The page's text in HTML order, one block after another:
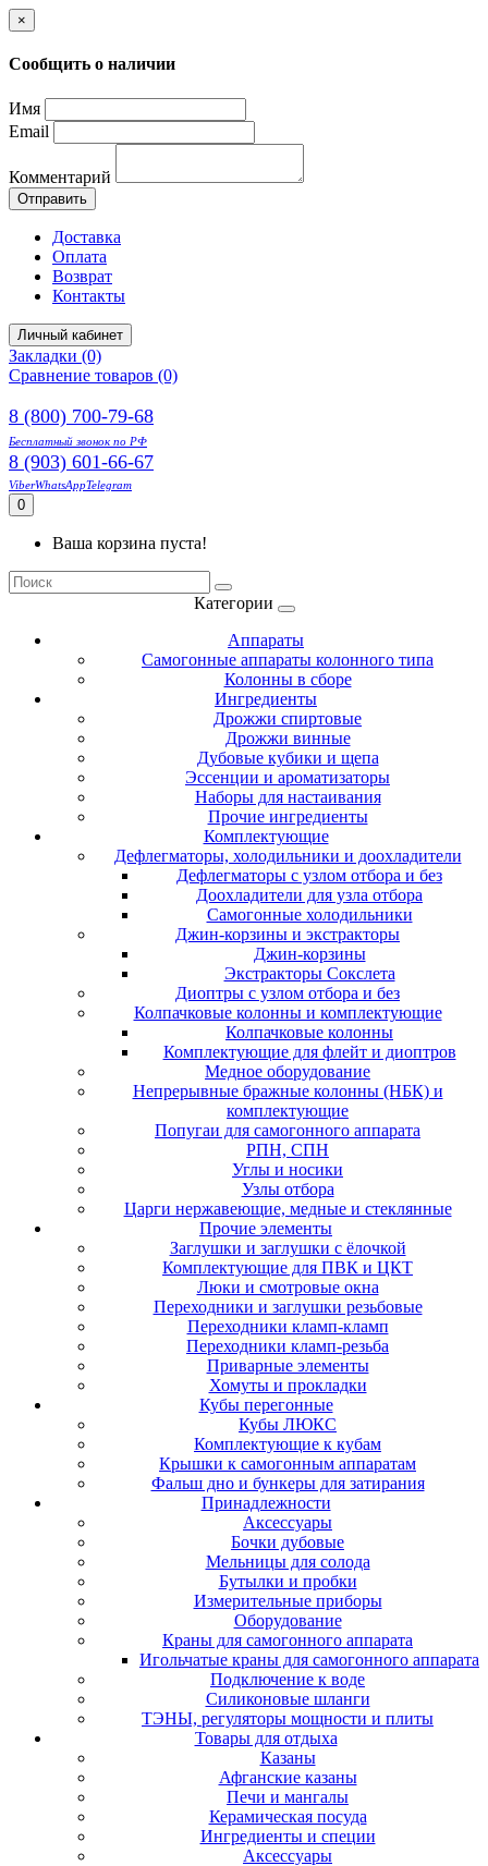
×
Сообщить о наличии
Имя
Email
Комментарий
Отправить
Доставка
Оплата
Возврат
Контакты
Личный кабинет
Закладки (0)
Сравнение товаров (0)
8 (800) 700-79-68
Бесплатный звонок по РФ
8 (903) 601-66-67
ViberWhatsAppTelegram
0
Ваша корзина пуста!
Категории
Аппараты
Самогонные аппараты колонного типа
Колонны в сборе
Ингредиенты
Дрожжи спиртовые
Дрожжи винные
Дубовые кубики и щепа
Эссенции и ароматизаторы
Наборы для настаивания
Прочие ингредиенты
Комплектующие
Дефлегматоры, холодильники и доохладители
Дефлегматоры с узлом отбора и без
Доохладители для узла отбора
Самогонные холодильники
Джин-корзины и экстракторы
Джин-корзины
Экстракторы Сокслета
Диоптры с узлом отбора и без
Колпачковые колонны и комплектующие
Колпачковые колонны
Комплектующие для флейт и диоптров
Медное оборудование
Непрерывные бражные колонны (НБК) и
комплектующие
Попугаи для самогонного аппарата
РПН, СПН
Углы и носики
Узлы отбора
Царги нержавеющие, медные и стеклянные
Прочие элементы
Заглушки и заглушки с ёлочкой
Комплектующие для ПВК и ЦКТ
Люки и смотровые окна
Переходники и заглушки резьбовые
Переходники кламп-кламп
Переходники кламп-резьба
Приварные элементы
Хомуты и прокладки
Кубы перегонные
Кубы ЛЮКС
Комплектующие к кубам
Крышки к самогонным аппаратам
Фальш дно и бункеры для затирания
Принадлежности
Аксессуары
Бочки дубовые
Мельницы для солода
Бутылки и пробки
Измерительные приборы
Оборудование
Краны для самогонного аппарата
Игольчатые краны для самогонного аппарата
Подключение к воде
Силиконовые шланги
ТЭНЫ, регуляторы мощности и плиты
Товары для отдыха
Казаны
Афганские казаны
Печи и мангалы
Керамическая посуда
Ингредиенты и специи
Аксессуары